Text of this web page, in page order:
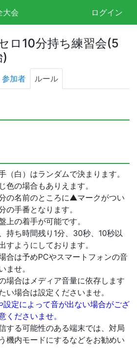
大会 ログイン
ロ10分持ち練習会(5
)
参加者 ルール
（白）はランダムで決まります。
色の場合もありえます。
の名前のところに▲マークがつい
の手番となります。
上の着手が可能です。
持ち時間残り1分、30秒、10秒以
すようにしております。
合は予めPCやスマートフォンの音
ませ。
場合はメディア音量に依存します
い場合は設定くださいませ。
設定によって音が出ない場合がござ
くださいませ。
する可能性のある端末では、対局
機内モードにするなどをお勧めい